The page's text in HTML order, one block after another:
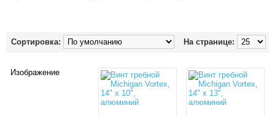
На странице:
Сортировка:
Изображение